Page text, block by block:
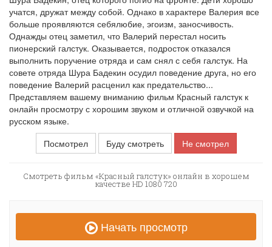
учатся, дружат между собой. Однако в характере Валерия все
больше проявляются себялюбие, эгоизм, заносчивость.
Однажды отец заметил, что Валерий перестал носить
пионерский галстук. Оказывается, подросток отказался
выполнить поручение отряда и сам снял с себя галстук. На
совете отряда Шура Бадекин осудил поведение друга, но его
поведение Валерий расценил как предательство...
Представляем вашему вниманию фильм Красный галстук к
онлайн просмотру с хорошим звуком и отличной озвучкой на
русском языке.
Посмотрел
Буду смотреть Не смотрел
Смотреть фильм «Красный галстук» онлайн в хорошем
качестве HD 1080 720
Начать просмотр